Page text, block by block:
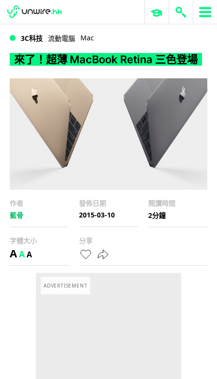
來了！超薄 MacBook Retina 三色登場
WWDC 2026 ERP 與商業 AI
3C科技 流動電腦 Mac
來了！超薄 MacBook Retina 三色登場
作者
藍骨
發佈日期
2015-03-10
閱讀時間
2分鐘
字體大小
AAA
分享
ADVERTISEMENT